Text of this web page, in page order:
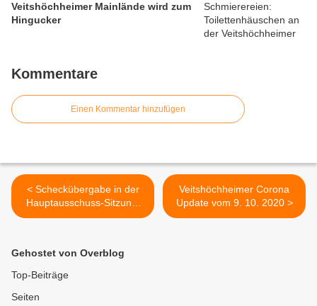
Veitshöchheimer Mainlände wird zum
Hingucker
Kommentare
Einen Kommentar hinzufügen
< Scheckübergabe in der
Hauptausschuss-Sitzung:
Glühweinverkauf auf dem
Euro für die dortige
Jugendarbeit
Veitshöchheimer Corona
Update vom 9. 10. 2020 >
Gehostet von Overblog
Top-Beiträge
Seiten